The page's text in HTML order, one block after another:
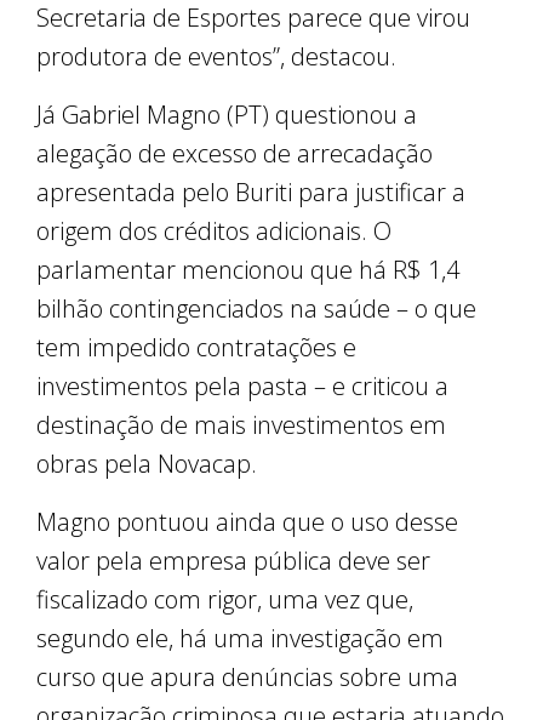
Secretaria de Esportes parece que virou
produtora de eventos”, destacou.
Já Gabriel Magno (PT) questionou a
alegação de excesso de arrecadação
apresentada pelo Buriti para justificar a
origem dos créditos adicionais. O
parlamentar mencionou que há R$ 1,4
bilhão contingenciados na saúde – o que
tem impedido contratações e
investimentos pela pasta – e criticou a
destinação de mais investimentos em
obras pela Novacap.
Magno pontuou ainda que o uso desse
valor pela empresa pública deve ser
fiscalizado com rigor, uma vez que,
segundo ele, há uma investigação em
curso que apura denúncias sobre uma